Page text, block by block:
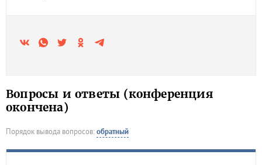
Вопросы и ответы (конференция
окончена)
Порядок вывода вопросов:обратный